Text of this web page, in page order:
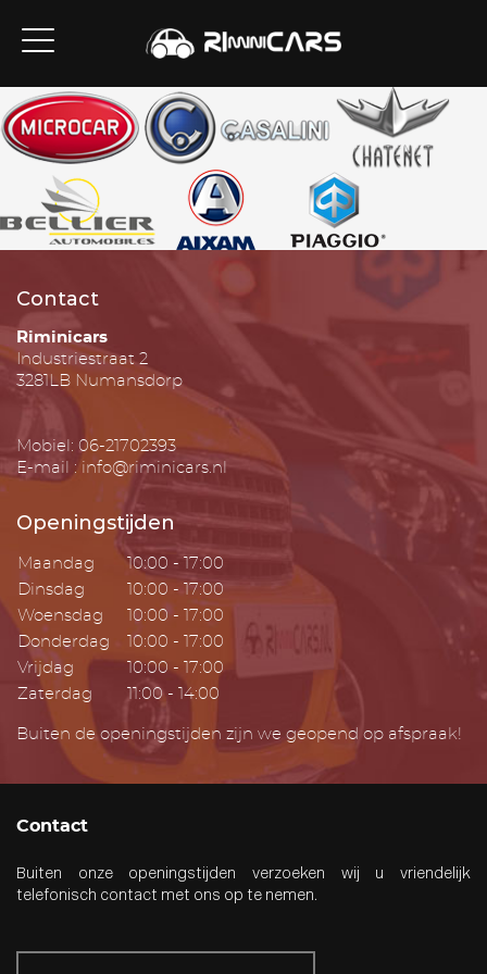
Contact
Riminicars
Industriestraat 2
3281LB Numansdorp
Mobiel: 06-21702393
E-mail : info@riminicars.nl
Openingstijden
Maandag
10:00 - 17:00
Dinsdag
10:00 - 17:00
Woensdag
10:00 - 17:00
Donderdag
10:00 - 17:00
Vrijdag
10:00 - 17:00
Zaterdag
11:00 - 14:00
Buiten de openingstijden zijn we geopend op afspraak!
Contact
Buiten onze openingstijden verzoeken wij u vriendelijk
telefonisch contact met ons op te nemen.